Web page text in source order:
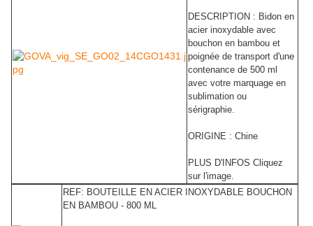
DESCRIPTION : Bidon en
acier inoxydable avec
bouchon en bambou et
poignée de transport d'une
contenance de 500 ml
avec votre marquage en
sublimation ou
sérigraphie.
ORIGINE : Chine
PLUS D'INFOS Cliquez
sur l'image.
REF: BOUTEILLE EN ACIER INOXYDABLE BOUCHON
EN BAMBOU - 800 ML